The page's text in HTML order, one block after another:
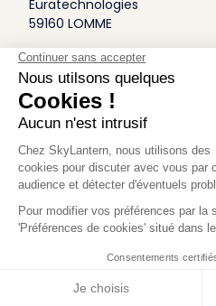
Euratechnologies
59160 LOMME
A Propos
Qui sommes-nous
Conditions générales de Vente
Mentions légales
Politique Antispam
Idée Design
Skylantern Original in the UK